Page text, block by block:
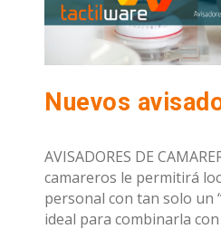
AVISADORES DE
camareros le permitirá
personal con tan solo un
ideal para combinarla